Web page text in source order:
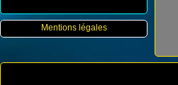
Mentions légales